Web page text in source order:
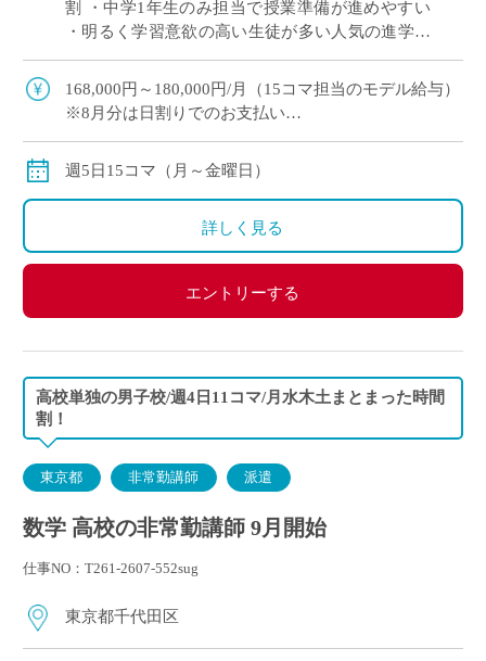
割 ・中学1年生のみ担当で授業準備が進めやすい
・明るく学習意欲の高い生徒が多い人気の進学校
をご希望の方におすすめ
168,000円～180,000円/月（15コマ担当のモデル給与）
※8月分は日割りでのお支払い
◇交通費別途支給
週5日15コマ（月～金曜日）
詳しく見る
エントリーする
高校単独の男子校/週4日11コマ/月水木土まとまった時間
割！
東京都 非常勤講師 派遣
数学 高校の非常勤講師 9月開始
仕事NO：T261-2607-552sug
東京都千代田区